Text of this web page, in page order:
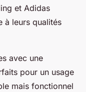
et Adidas
à leurs qualités
avec une
pour un usage
mais fonctionnel